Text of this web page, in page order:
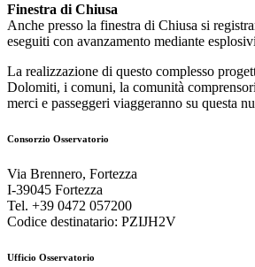
Finestra di Chiusa
Anche presso la finestra di Chiusa si
eseguiti con avanzamento mediante
La realizzazione di questo complesso
Dolomiti, i comuni, la comunità
merci e passeggeri viaggeranno su questa
Consorzio Osservatorio
Via Brennero, Fortezza
I-39045 Fortezza
Tel. +39 0472 057200
Codice destinatario: PZIJH2V
Ufficio Osservatorio